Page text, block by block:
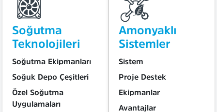
Soğutma
Teknolojileri
Soğutma Ekipmanları
Soğuk Depo Çeşitleri
Özel Soğutma
Uygulamaları
Amonyaklı
Sistemler
Sistem
Proje Destek
Ekipmanlar
Avantajlar